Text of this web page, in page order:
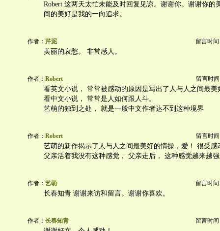
Robert 这两天太忙未能及时回复见谅。谢谢你。谢谢你的
间的美好是我的一向追求。
作者： 芹泥 留言时间
美丽的哀愁。 非常感人。
作者： Robert 留言时间
看英文小说， 常常被感动的原因是写出了人与人之间最美
看中文小说， 常常是人如何跟人斗。
艺萌的独到之处， 就是一般中文作者达不到这种境界
作者： Robert 留言时间
艺萌的新作揭示了人与人之间最美好的情操，爱！ 很受感
父亲活着我没有这种感觉， 父亲走后， 这种感觉越来越
作者： 艺萌 留言时间
长春知青 谢谢来访和留言。谢谢你喜欢。
作者： 长春知青 留言时间